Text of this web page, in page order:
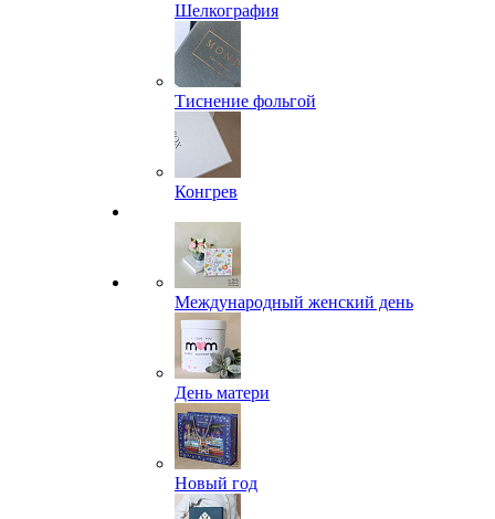
Шелкография
Тиснение фольгой
Конгрев
Международный женский день
День матери
Новый год